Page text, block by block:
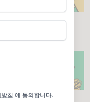
침 에 동의합니다.
황